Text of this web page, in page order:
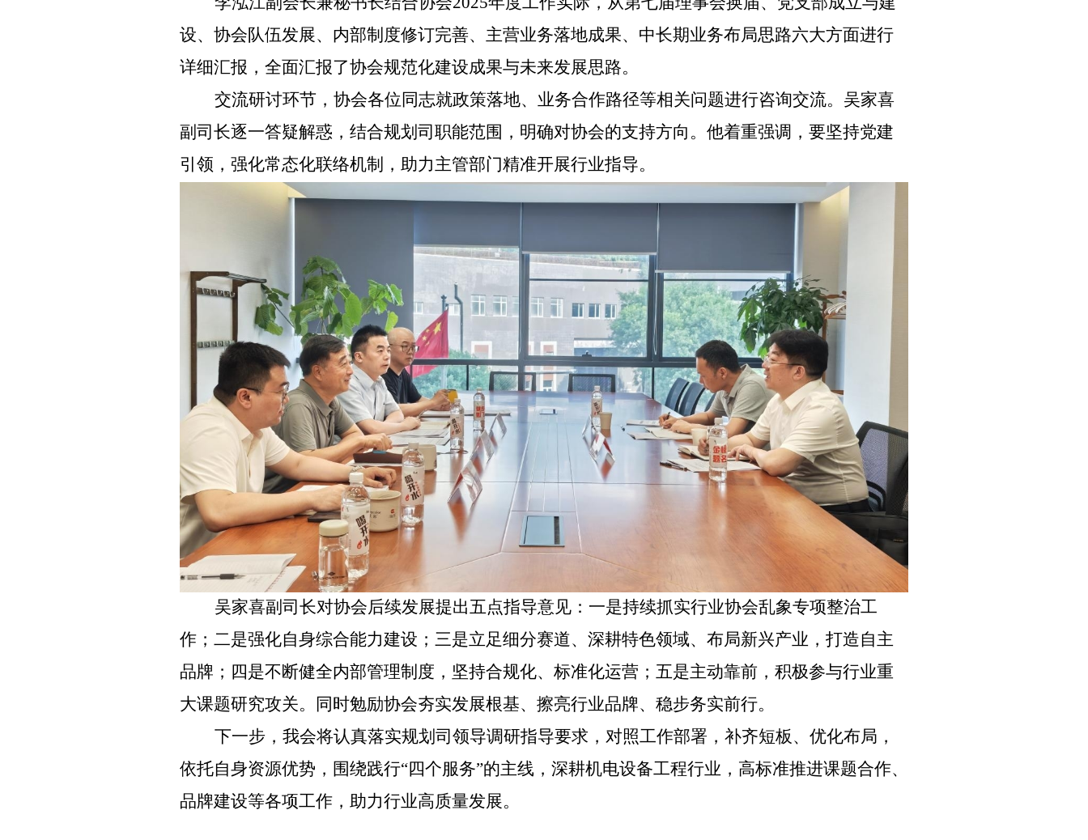
设、协会队伍发展、内部制度修订完善、主营业务落地成果、中长期业务布局思路六大方面进行
详细汇报，全面汇报了协会规范化建设成果与未来发展思路。
交流研讨环节，协会各位同志就政策落地、业务合作路径等相关问题进行咨询交流。吴家喜
副司长逐一答疑解惑，结合规划司职能范围，明确对协会的支持方向。他着重强调，要坚持党建
引领，强化常态化联络机制，助力主管部门精准开展行业指导。
吴家喜副司长对协会后续发展提出五点指导意见：一是持续抓实行业协会乱象专项整治工
作；二是强化自身综合能力建设；三是立足细分赛道、深耕特色领域、布局新兴产业，打造自主
品牌；四是不断健全内部管理制度，坚持合规化、标准化运营；五是主动靠前，积极参与行业重
大课题研究攻关。同时勉励协会夯实发展根基、擦亮行业品牌、稳步务实前行。
下一步，我会将认真落实规划司领导调研指导要求，对照工作部署，补齐短板、优化布局，
依托自身资源优势，围绕践行“四个服务”的主线，深耕机电设备工程行业，高标准推进课题合作、
品牌建设等各项工作，助力行业高质量发展。